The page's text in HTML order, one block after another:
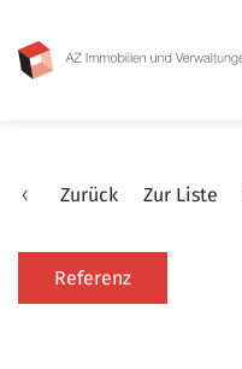
Zurück Zur Liste
Referenz